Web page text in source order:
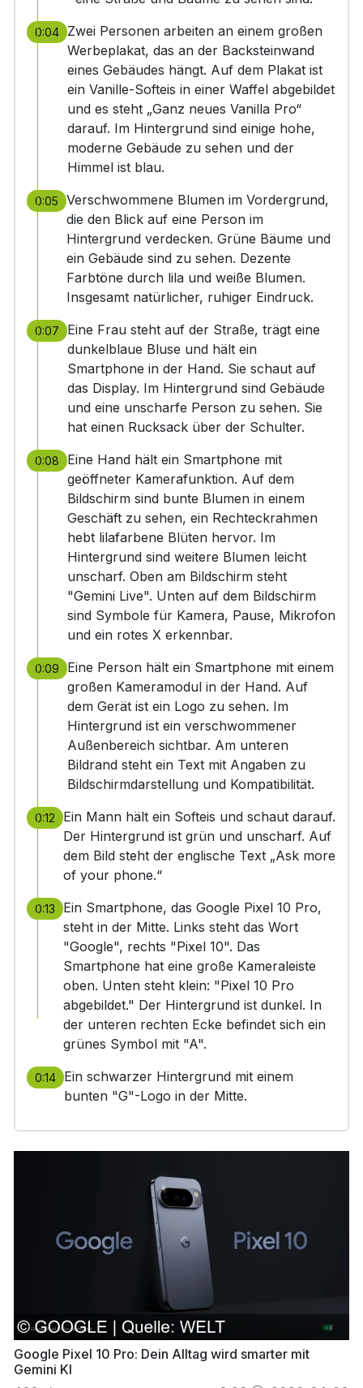
0:04 Zwei Personen arbeiten an einem großen
Werbeplakat, das an der Backsteinwand
eines Gebäudes hängt. Auf dem Plakat ist
ein Vanille-Softeis in einer Waffel abgebildet
und es steht „Ganz neues Vanilla Pro“
darauf. Im Hintergrund sind einige hohe,
moderne Gebäude zu sehen und der
Himmel ist blau.
0:05
Verschwommene Blumen im Vordergrund,
die den Blick auf eine Person im
Hintergrund verdecken. Grüne Bäume und
ein Gebäude sind zu sehen. Dezente
Farbtöne durch lila und weiße Blumen.
Insgesamt natürlicher, ruhiger Eindruck.
0:07
Eine Frau steht auf der Straße, trägt eine
dunkelblaue Bluse und hält ein
Smartphone in der Hand. Sie schaut auf
das Display. Im Hintergrund sind Gebäude
und eine unscharfe Person zu sehen. Sie
hat einen Rucksack über der Schulter.
0:08
Eine Hand hält ein Smartphone mit
geöffneter Kamerafunktion. Auf dem
Bildschirm sind bunte Blumen in einem
Geschäft zu sehen, ein Rechteckrahmen
hebt lilafarbene Blüten hervor. Im
Hintergrund sind weitere Blumen leicht
unscharf. Oben am Bildschirm steht
"Gemini Live". Unten auf dem Bildschirm
sind Symbole für Kamera, Pause, Mikrofon
und ein rotes X erkennbar.
0:09
Eine Person hält ein Smartphone mit einem
großen Kameramodul in der Hand. Auf
dem Gerät ist ein Logo zu sehen. Im
Hintergrund ist ein verschwommener
Außenbereich sichtbar. Am unteren
Bildrand steht ein Text mit Angaben zu
Bildschirmdarstellung und Kompatibilität.
0:12
Ein Mann hält ein Softeis und schaut darauf.
Der Hintergrund ist grün und unscharf. Auf
dem Bild steht der englische Text „Ask more
of your phone.“
0:13
Ein Smartphone, das Google Pixel 10 Pro,
steht in der Mitte. Links steht das Wort
"Google", rechts "Pixel 10". Das
Smartphone hat eine große Kameraleiste
oben. Unten steht klein: "Pixel 10 Pro
abgebildet." Der Hintergrund ist dunkel. In
der unteren rechten Ecke befindet sich ein
grünes Symbol mit "A".
0:14 Ein schwarzer Hintergrund mit einem
bunten "G"-Logo in der Mitte.
Google Pixel 10 Pro: Dein Alltag wird smarter mit
Gemini KI